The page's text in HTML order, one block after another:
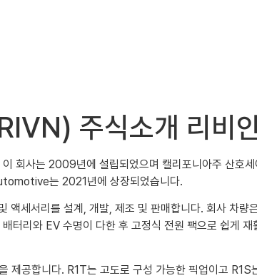
주식소개 리비
사는 2009년에 설립되었으며 캘리포니아주 산호
는 2021년에 상장되었습니다.
세서리를 설계, 개발, 제조 및 판매합니다. 회사 차량
터리와 EV 수명이 다한 후 고정식 전원 팩으로 쉽게
공합니다. R1T는 고도로 구성 가능한 픽업이고